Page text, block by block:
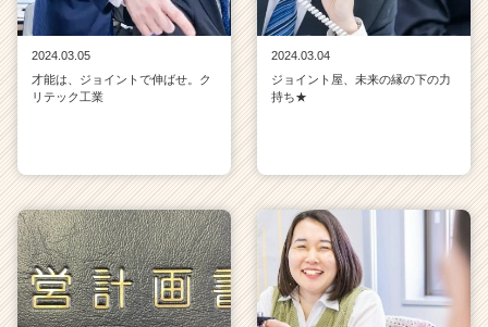
2024.03.05
才能は、ジョイントで伸ばせ。ク
リテック工業
2024.03.04
ジョイント屋、未来の縁の下の力
持ち★